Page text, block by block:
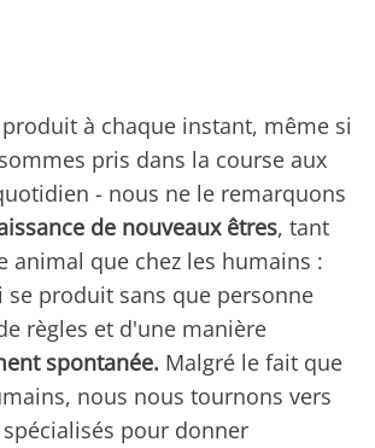
à chaque instant, même si
pris dans la course aux
- nous ne le remarquons
de nouveaux êtres, tant
animal que chez les humains :
produit sans que personne
règles et d'une manière
spontanée. Malgré le fait que
nous nous tournons vers
pour donner